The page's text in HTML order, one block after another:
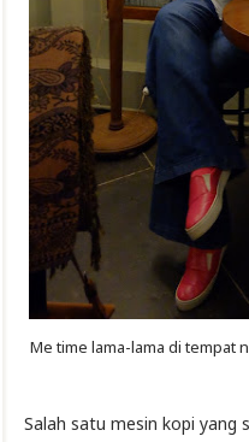
Me time lama-lama di tempat
Salah satu mesin kopi yang